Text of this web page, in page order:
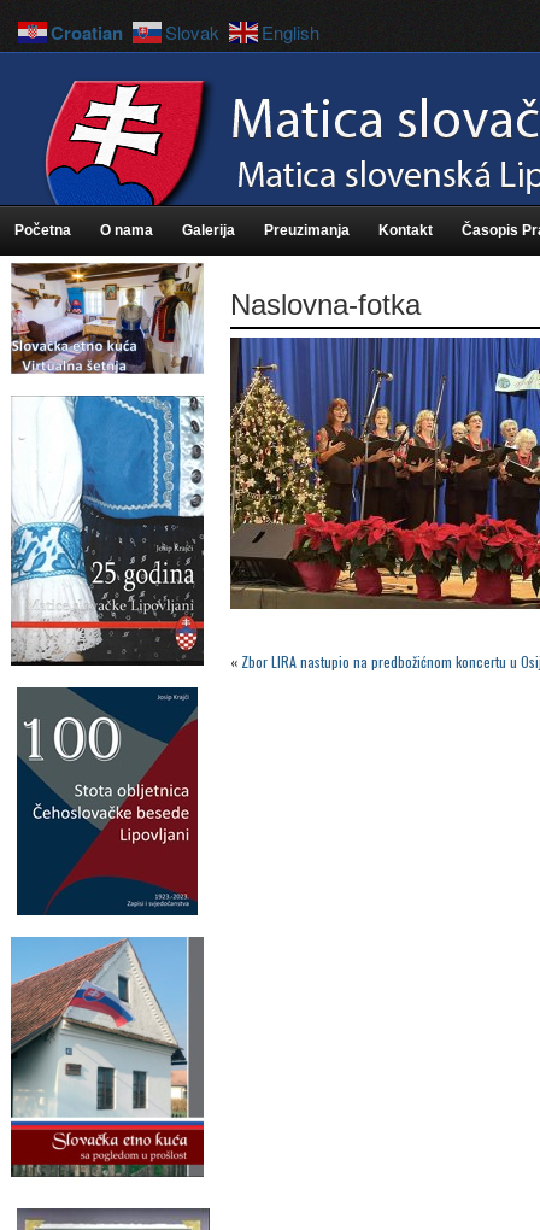
Početna O nama Galerija Preuzimanja Kontakt Časopis
Naslovna-fotka
« Zbor LIRA nastupio na predbožićnom koncertu u
Croatian Slovak English